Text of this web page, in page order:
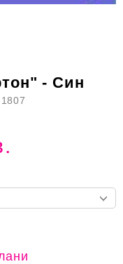
- Син